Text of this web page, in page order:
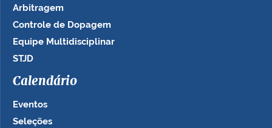
Arbitragem
Controle de Dopagem
Equipe Multidisciplinar
STJD
Calendário
Eventos
Seleções